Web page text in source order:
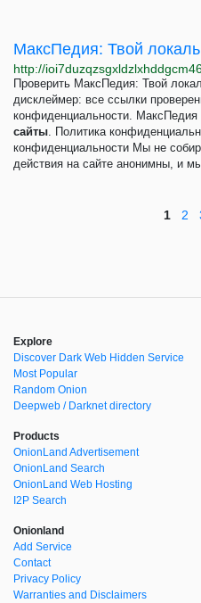
МаксПедия: Твой
Проверить МаксПедия: Твой
дисклеймер: все ссылки
конфиденциальности. МаксПедия
сайты. Политика
конфиденциальности Мы не
действия на сайте анонимны, и
1 2
Explore
Discover Dark Web Hidden Service
Most Popular
Random Onion
Deepweb / Darknet directory
Products
OnionLand Advertisement
OnionLand Search
OnionLand Web Hosting
I2P Search
Onionland
Add Service
Contact
Privacy Policy
Warranties and Disclaimers